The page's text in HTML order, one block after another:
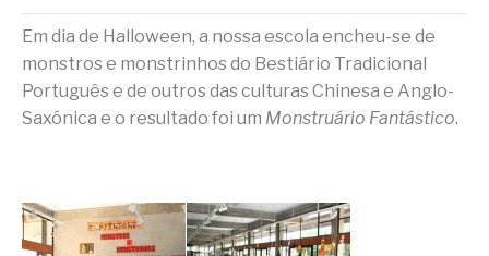
Em dia de Halloween, a nossa escola encheu-se de
monstros e monstrinhos do Bestiário Tradicional
Português e de outros das culturas Chinesa e Anglo-
Saxónica e o resultado foi um Monstruário Fantástico.